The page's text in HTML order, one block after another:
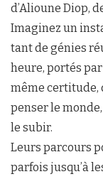
d’Alioune Diop,
Imaginez un
tant de génies
heure, portés
même certitude,
penser le
le subir.
Leurs parcours
parfois jusqu’à